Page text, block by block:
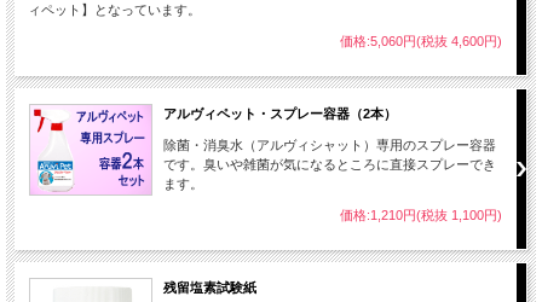
ィペット】となっています。
価格:5,060円(税抜 4,600円)
アルヴィペット・スプレー容器（2本）
除菌・消臭水（アルヴィシャット）専用のスプレー容器
です。臭いや雑菌が気になるところに直接スプレーでき
ます。
価格:1,210円(税抜 1,100円)
残留塩素試験紙